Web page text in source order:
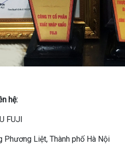
hệ:
FUJI
Phương Liệt, Thành phố Hà Nội